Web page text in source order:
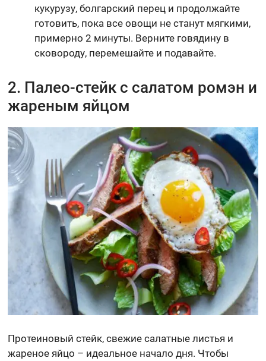
кукурузу, болгарский перец и продолжайте
готовить, пока все овощи не станут мягкими,
примерно 2 минуты. Верните говядину в
сковороду, перемешайте и подавайте.
2. Палео-стейк с салатом ромэн и
жареным яйцом
Протеиновый стейк, свежие салатные листья и
жареное яйцо – идеальное начало дня. Чтобы